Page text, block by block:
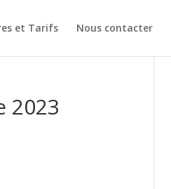
et Tarifs Nous contacter
2023